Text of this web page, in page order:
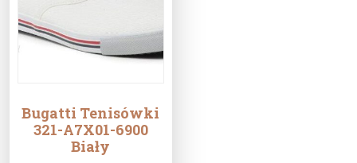
Bugatti Tenisówki
321-A7X01-6900
Biały